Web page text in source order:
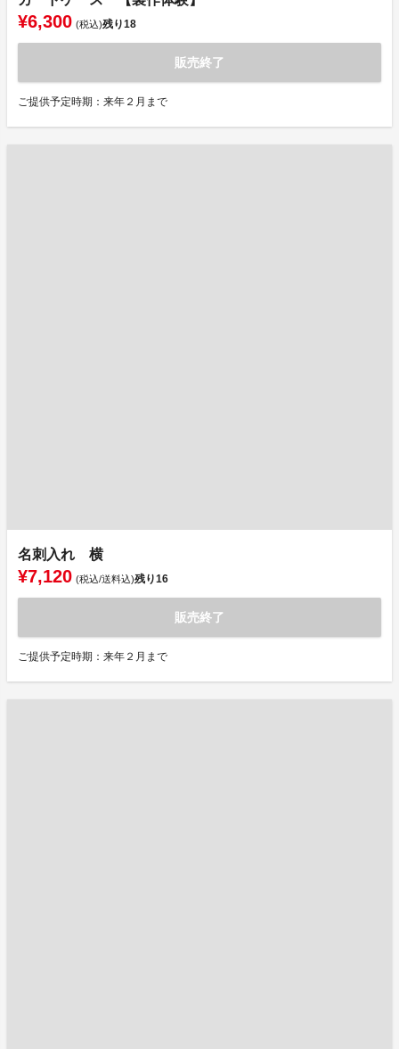
¥6,300 (税込)残り18
販売終了
ご提供予定時期：来年２月まで
名刺入れ 横
¥7,120 (税込/送料込)残り16
販売終了
ご提供予定時期：来年２月まで